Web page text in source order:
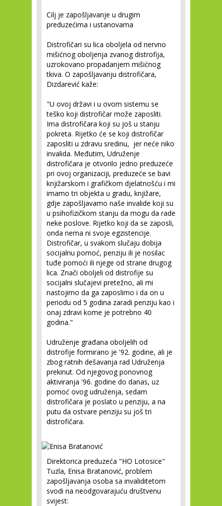
Cilj je zapošljavanje u drugim
preduzećima i ustanovama
Distrofičari su lica oboljela od nervno
mišićnog oboljenja zvanog distrofija,
uzrokovano propadanjem mišićnog
tkiva. O zapošljavanju distrofičara,
Dizdarević kaže:
"U ovoj državi i u ovom sistemu se
teško koji distrofičar može zaposliti.
Ima distrofičara koji su još u stanju
pokreta. Rijetko će se koji distrofičar
zaposliti u zdravu sredinu, jer neće niko
invalida. Međutim, Udruženje
distrofičara je otvorilo jedno preduzeće
pri ovoj organizaciji, preduzeće se bavi
knjižarskom i grafičkom djelatnošću i mi
imamo tri objekta u gradu, knjižare,
gdje zapošljavamo naše invalide koji su
u psihofizičkom stanju da mogu da rade
neke poslove. Rijetko koji da se zaposli,
onda nema ni svoje egzistencije.
Distrofičar, u svakom slučaju dobija
socijalnu pomoć, penziju ili je nosilac
tuđe pomoći ili njege od strane drugog
lica. Znači oboljeli od distrofije su
socijalni slučajevi pretežno, ali mi
nastojimo da ga zaposlimo i da on u
periodu od 5 godina zaradi penziju kao i
onaj zdravi kome je potrebno 40
godina."
Udruženje građana oboljelih od
distrofije formirano je '92. godine, ali je
zbog ratnih dešavanja rad Udruženja
prekinut. Od njegovog ponovnog
aktiviranja '96. godine do danas, uz
pomoć ovog udruženja, sedam
distrofičara je poslato u penziju, a na
putu da ostvare penziju su još tri
distrofičara.
Direktorica preduzeća "HO Lotosice"
Tuzla, Enisa Bratanović, problem
zapošljavanja osoba sa invaliditetom
svodi na neodgovarajuću društvenu
svijest: